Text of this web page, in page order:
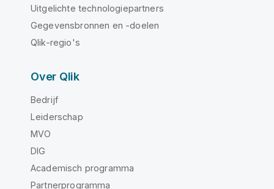
Uitgelichte technologiepartners
Gegevensbronnen en -doelen
Qlik-regio's
Over Qlik
Bedrijf
Leiderschap
MVO
DIG
Academisch programma
Partnerprogramma